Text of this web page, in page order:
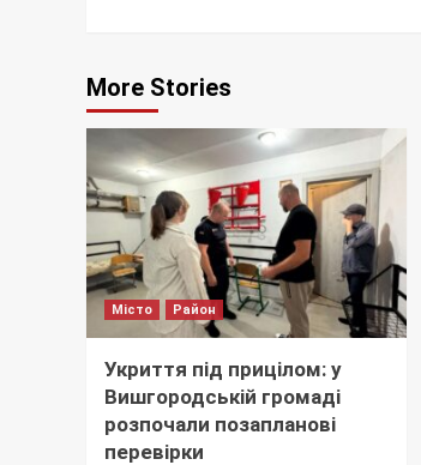
More Stories
Місто Район
Укриття під прицілом: у
Вишгородській громаді
розпочали позапланові
перевірки